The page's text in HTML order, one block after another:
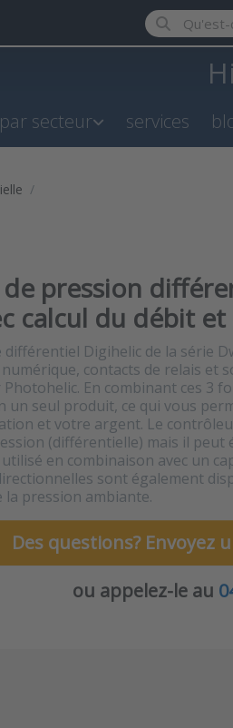
Enter a
par secteur services
pression
calcul du débit
différentiel Digihelic de la série
contacts de relais et
En combinant ces 3
un seul produit, ce qui vous
et votre argent. Le
(différentielle) mais il peut
en combinaison avec un
sont également
la pression ambiante.
Des questions? Envoyez
ou appelez-le au